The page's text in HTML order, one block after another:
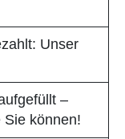
Unser
–
Sie können!